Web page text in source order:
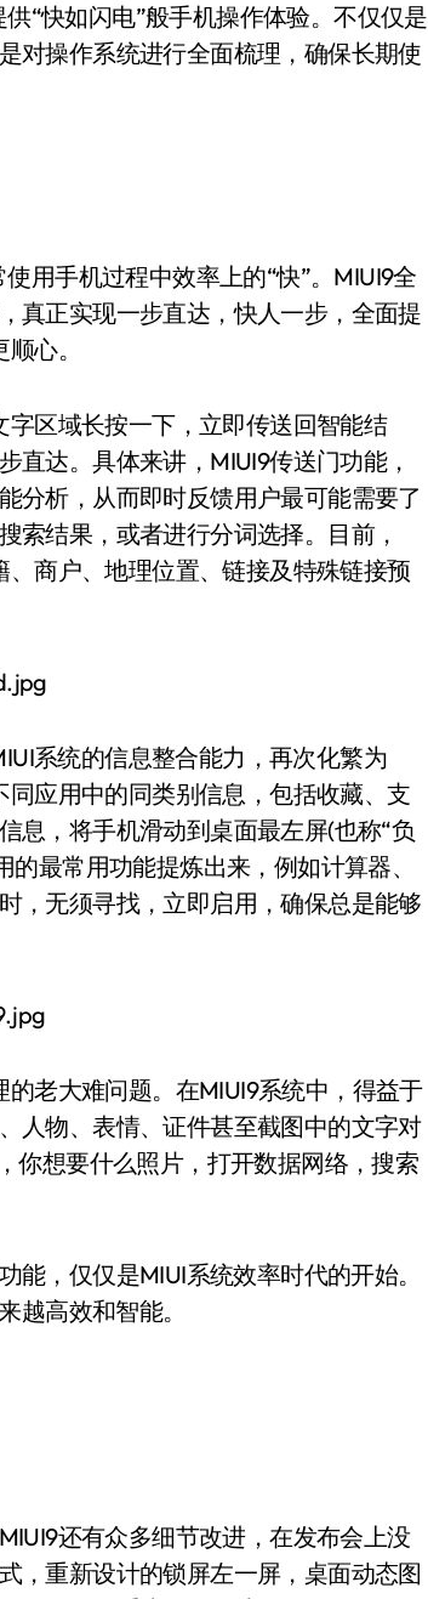
“快如闪电”般手机操作体验。不仅仅是
对操作系统进行全面梳理，确保长期使
用手机过程中效率上的“快”。MIUI9全
真正实现一步直达，快人一步，全面提
心。
区域长按一下，立即传送回智能结
达。具体来讲，MIUI9传送门功能，
分析，从而即时反馈用户最可能需要了
索结果，或者进行分词选择。目前，
商户、地理位置、链接及特殊链接预
系统的信息整合能力，再次化繁为
应用中的同类别信息，包括收藏、支
息，将手机滑动到桌面最左屏(也称“负
最常用功能提炼出来，例如计算器、
，无须寻找，立即启用，确保总是能够
老大难问题。在MIUI9系统中，得益于
人物、表情、证件甚至截图中的文字对
你想要什么照片，打开数据网络，搜索
，仅仅是MIUI系统效率时代的开始。
越高效和智能。
还有众多细节改进，在发布会上没
，重新设计的锁屏左一屏，桌面动态图